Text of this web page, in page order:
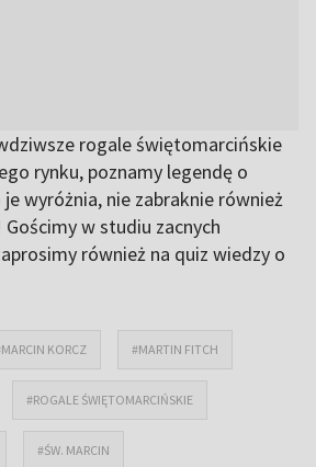
rogale świętomarcińskie
rynku, poznamy legendę o
wyróżnia, nie zabraknie również
w studiu zacnych
również na quiz wiedzy o
KORCZ #MARTIN FITCH
#ROGALE ŚWIĘTOMARCIŃSKIE
#ŚW. MARCIN